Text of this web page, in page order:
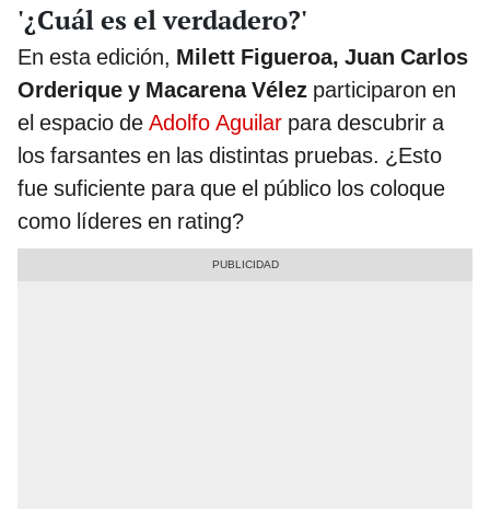
'¿Cuál es el verdadero?'
En esta edición, Milett Figueroa, Juan Carlos
Orderique y Macarena Vélez participaron en
el espacio de Adolfo Aguilar para descubrir a
los farsantes en las distintas pruebas. ¿Esto
fue suficiente para que el público los coloque
como líderes en rating?